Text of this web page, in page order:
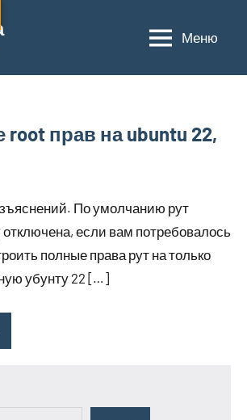
Меню
root прав на ubuntu 22,
По умолчанию рут
отключена, если вам потребовалось
полные права рут на только
убунту 22 […]